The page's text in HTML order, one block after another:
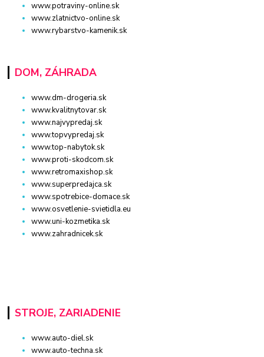
www.potraviny-online.sk
www.zlatnictvo-online.sk
www.rybarstvo-kamenik.sk
DOM, ZÁHRADA
www.dm-drogeria.sk
www.kvalitnytovar.sk
www.najvypredaj.sk
www.topvypredaj.sk
www.top-nabytok.sk
www.proti-skodcom.sk
www.retromaxishop.sk
www.superpredajca.sk
www.spotrebice-domace.sk
www.osvetlenie-svietidla.eu
www.uni-kozmetika.sk
www.zahradnicek.sk
STROJE, ZARIADENIE
www.auto-diel.sk
www.auto-techna.sk